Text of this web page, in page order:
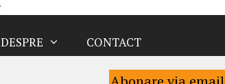
DESPRE CONTACT